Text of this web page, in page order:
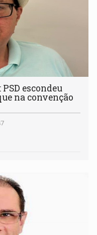
PSD escondeu
na convenção